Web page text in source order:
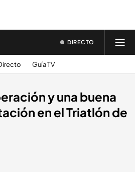
DIRECTO
Guía TV
y una buena
en el Triatlón de